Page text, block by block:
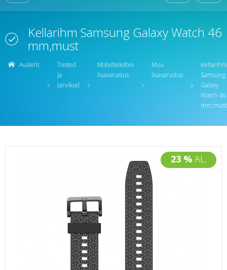
Kellarihm Samsung Galaxy Watch 46
mm,must
Avaleht
Tooted
ja
tarvikud
Mobiiltelefoni
lisavarustus
Muu
lisavarustus
Kellarihm
Samsung
Galaxy
Watch 46
mm,must
23 % AL.